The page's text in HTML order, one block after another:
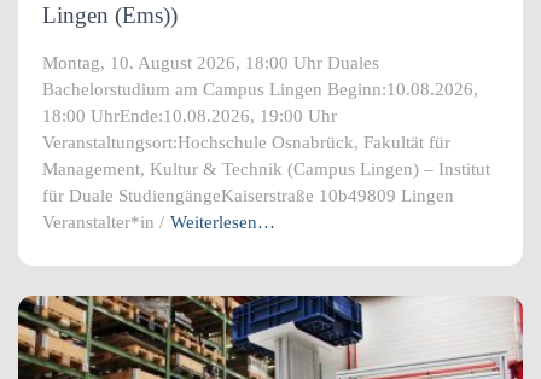
Lingen (Ems))
Montag, 10. August 2026, 18:00 Uhr Duales
Bachelorstudium am Campus Lingen Beginn:10.08.2026,
18:00 UhrEnde:10.08.2026, 19:00 Uhr
Veranstaltungsort:Hochschule Osnabrück, Fakultät für
Management, Kultur & Technik (Campus Lingen) – Institut
für Duale StudiengängeKaiserstraße 10b49809 Lingen
Veranstalter*in / Weiterlesen…